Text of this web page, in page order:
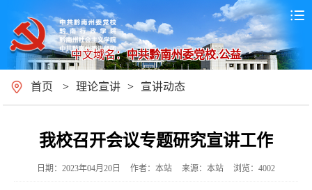
中文域名：中共黔南州委党校.公益
首页 > 理论宣讲 > 宣讲动态
我校召开会议专题研究宣讲工作
日期：2023年04月20日 作者：本站 来源：本站 浏览：4002